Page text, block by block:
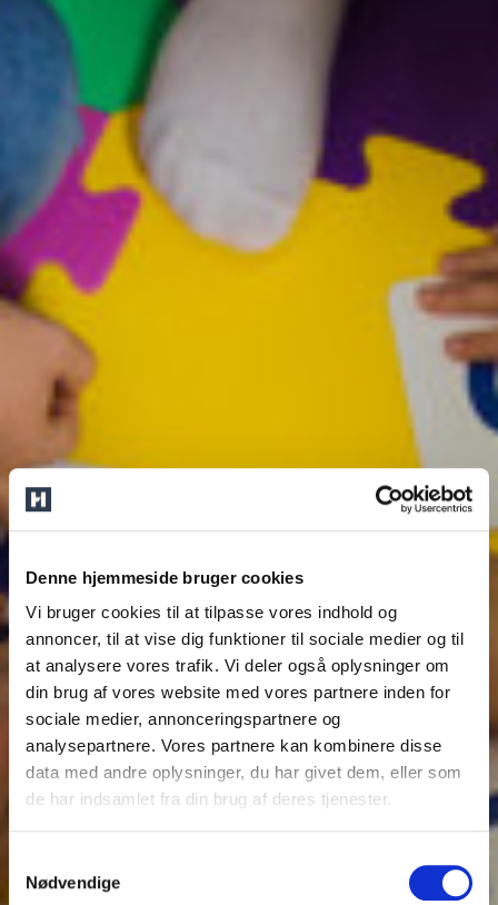
Denne hjemmeside bruger cookies
Vi bruger cookies til at tilpasse vores indhold og
annoncer, til at vise dig funktioner til sociale medier og til
at analysere vores trafik. Vi deler også oplysninger om
din brug af vores website med vores partnere inden for
sociale medier, annonceringspartnere og
analysepartnere. Vores partnere kan kombinere disse
data med andre oplysninger, du har givet dem, eller som
de har indsamlet fra din brug af deres tjenester.
Nødvendige